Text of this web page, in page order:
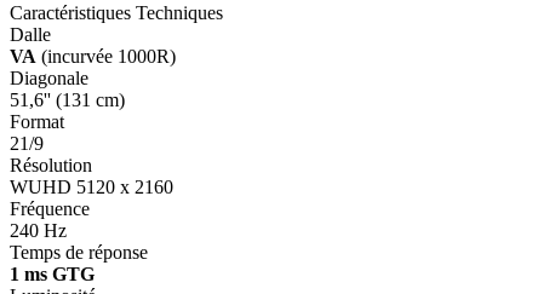
Caractéristiques Techniques
Dalle
VA (incurvée 1000R)
Diagonale
51,6'' (131 cm)
Format
21/9
Résolution
WUHD 5120 x 2160
Fréquence
240 Hz
Temps de réponse
1 ms GTG